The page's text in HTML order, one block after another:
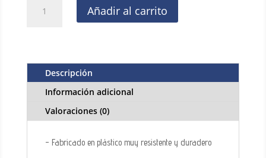
exterior
Plástico
cantidad
Añadir al carrito
Descripción
Información adicional
Valoraciones (0)
- Fabricado en plástico muy resistente y duradero